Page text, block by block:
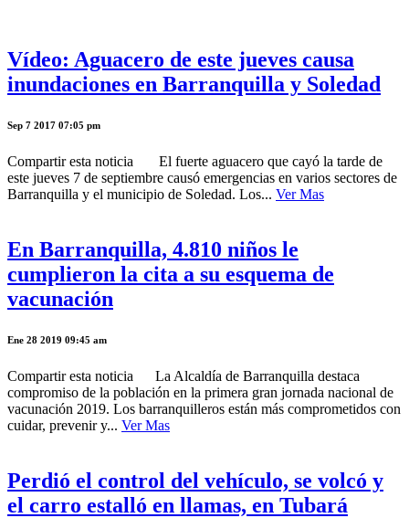
Vídeo: Aguacero de este jueves causa
inundaciones en Barranquilla y Soledad
Sep 7 2017 07:05 pm
Compartir esta noticia El fuerte aguacero que cayó la tarde de
este jueves 7 de septiembre causó emergencias en varios sectores de
Barranquilla y el municipio de Soledad. Los... Ver Mas
En Barranquilla, 4.810 niños le
cumplieron la cita a su esquema de
vacunación
Ene 28 2019 09:45 am
Compartir esta noticia La Alcaldía de Barranquilla destaca
compromiso de la población en la primera gran jornada nacional de
vacunación 2019. Los barranquilleros están más comprometidos con
cuidar, prevenir y... Ver Mas
Perdió el control del vehículo, se volcó y
el carro estalló en llamas, en Tubará